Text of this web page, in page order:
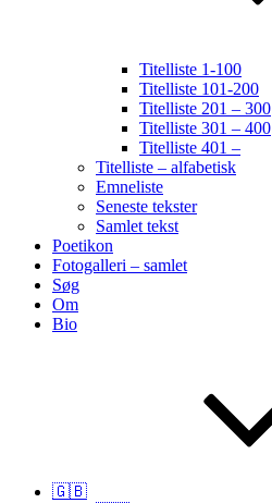
Titelliste 1-100
Titelliste 101-200
Titelliste 201 – 300
Titelliste 301 – 400
Titelliste 401 –
Titelliste – alfabetisk
Emneliste
Seneste tekster
Samlet tekst
Poetikon
Fotogalleri – samlet
Søg
Om
Bio
🇬🇧